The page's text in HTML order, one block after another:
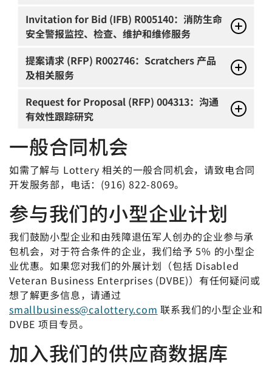
Invitation for Bid (IFB) R005140：消防生命
安全警报监控、检查、维护和维修服务
提案请求 (RFP) R002746： Scratchers 产品
及相关服务
Request for Proposal (RFP) 004313：沟通
有效性跟踪研究
一般合同机会
如需了解与 Lottery 相关的一般合同机会，请致电合同
开发服务部，电话：(916) 822-8069。
参与我们的小型企业计划
我们鼓励小型企业和由残障退伍军人创办的企业参与承
包机会，对于符合条件的企业，我们给予 5% 的小型企
业优惠。如果您对我们的外展计划（包括 Disabled
Veteran Business Enterprises (DVBE)）有任何疑问或
想了解更多信息，请通过
smallbusiness@calottery.com 联系我们的小型企业和
DVBE 项目专员。
加入我们的供应商数据库